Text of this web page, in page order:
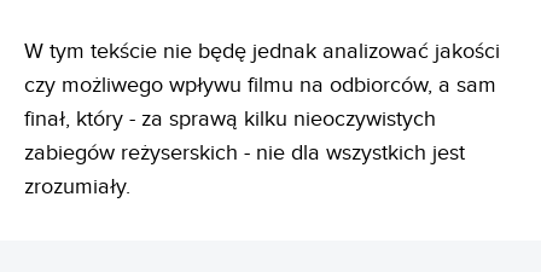
W tym tekście nie będę jednak analizować jakości
czy możliwego wpływu filmu na odbiorców, a sam
finał, który - za sprawą kilku nieoczywistych
zabiegów reżyserskich - nie dla wszystkich jest
zrozumiały.